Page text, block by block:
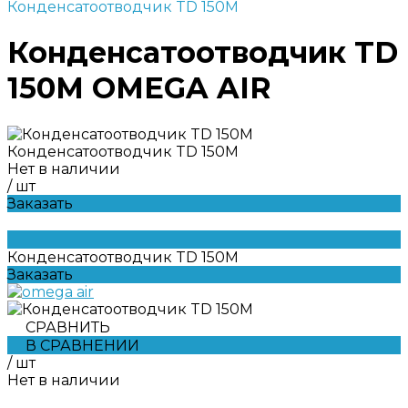
Конденсатоотводчик TD 150M
Конденсатоотводчик TD
150M OMEGA AIR
Конденсатоотводчик TD 150M
Нет в наличии
/ шт
Заказать
Конденсатоотводчик TD 150M
Заказать
СРАВНИТЬ
В СРАВНЕНИИ
/ шт
Нет в наличии